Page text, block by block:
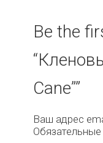
Be the
Cane””
Ваш адрес